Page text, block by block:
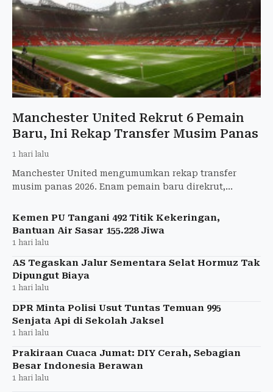
Manchester United Rekrut 6 Pemain
Baru, Ini Rekap Transfer Musim Panas
1 hari lalu
Manchester United mengumumkan rekap transfer
musim panas 2026. Enam pemain baru direkrut,
Kemen PU Tangani 492 Titik Kekeringan,
Bantuan Air Sasar 155.228 Jiwa
1 hari lalu
AS Tegaskan Jalur Sementara Selat Hormuz Tak
Dipungut Biaya
1 hari lalu
DPR Minta Polisi Usut Tuntas Temuan 995
Senjata Api di Sekolah Jaksel
1 hari lalu
Prakiraan Cuaca Jumat: DIY Cerah, Sebagian
Besar Indonesia Berawan
1 hari lalu